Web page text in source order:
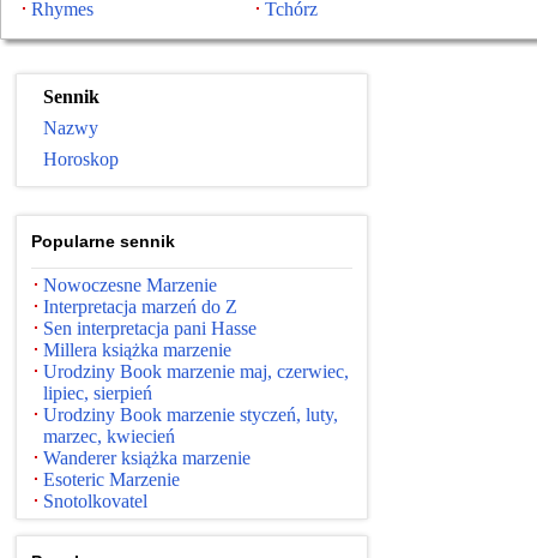
Rhymes
Tchórz
Sennik
Nazwy
Horoskop
Popularne sennik
Nowoczesne Marzenie
Interpretacja marzeń do Z
Sen interpretacja pani Hasse
Millera książka marzenie
Urodziny Book marzenie maj, czerwiec,
lipiec, sierpień
Urodziny Book marzenie styczeń, luty,
marzec, kwiecień
Wanderer książka marzenie
Esoteric Marzenie
Snotolkovatel